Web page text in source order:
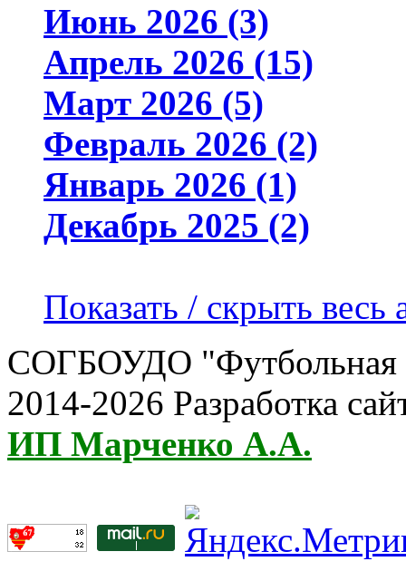
Июнь 2026 (3)
Апрель 2026 (15)
Март 2026 (5)
Февраль 2026 (2)
Январь 2026 (1)
Декабрь 2025 (2)
Показать / скрыть весь
СОГБОУДО "Футбольная
2014-2026 Разработка
ИП Марченко А.А.